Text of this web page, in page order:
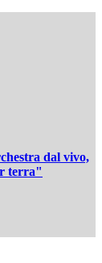
dal vivo,
terra"